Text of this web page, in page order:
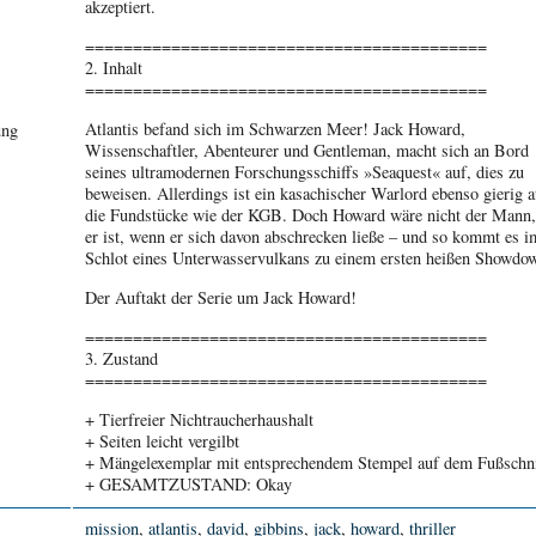
akzeptiert.
==========================================
2. Inhalt
==========================================
Atlantis befand sich im Schwarzen Meer! Jack Howard,
Wissenschaftler, Abenteurer und Gentleman, macht sich an Bord
seines ultramodernen Forschungsschiffs »Seaquest« auf, dies zu
beweisen. Allerdings ist ein kasachischer Warlord ebenso gierig
die Fundstücke wie der KGB. Doch Howard wäre nicht der
er ist, wenn er sich davon abschrecken ließe – und so kommt es
Schlot eines Unterwasservulkans zu einem ersten heißen
Der Auftakt der Serie um Jack Howard!
==========================================
3. Zustand
==========================================
+ Tierfreier Nichtraucherhaushalt
+ Seiten leicht vergilbt
+ Mängelexemplar mit entsprechendem Stempel auf dem
+ GESAMTZUSTAND: Okay
mission, atlantis, david, gibbins, jack, howard, thriller